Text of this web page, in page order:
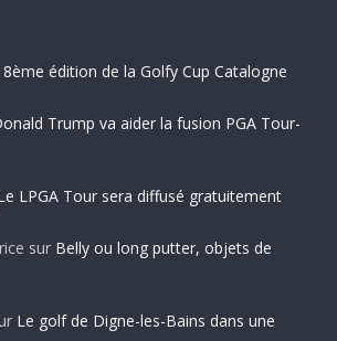
8ème édition de la Golfy Cup Catalogne
Trump va aider la fusion PGA Tour-
LPGA Tour sera diffusé gratuitement
sur Belly ou long putter, objets de
Le golf de Digne-les-Bains dans une